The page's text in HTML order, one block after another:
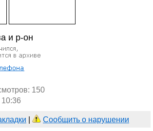
и р-он
150
Сообщить о нарушении